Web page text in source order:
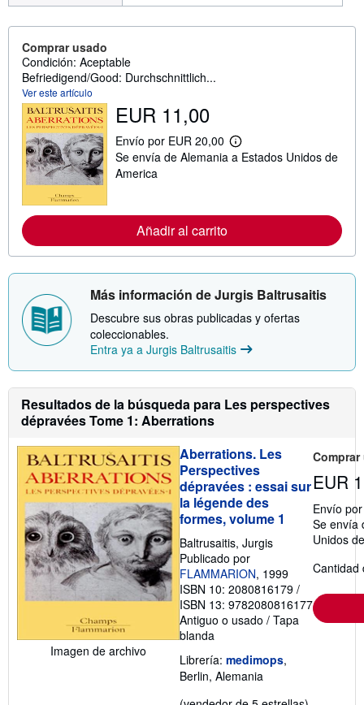
Comprar usado
Condición: Aceptable
Befriedigend/Good: Durchschnittlich...
Ver este artículo
EUR 11,00
Envío por EUR 20,00
M
á
o
m
a
ó
n
s
r
a
s
i
f
a
s
d
e
e
v
í
o
Se envía de Alemania a Estados Unidos de
America
Añadir al carrito
Más información de Jurgis Baltrusaitis
Descubre sus obras publicadas y ofertas
coleccionables.
Entra ya a Jurgis Baltrusaitis
Resultados de la búsqueda para Les perspectives
dépravées Tome 1: Aberrations
Imagen de archivo
Aberrations. Les
Perspectives
dépravées : essai sur
la légende des
formes, volume 1
Baltrusaitis, Jurgis
Publicado por
FLAMMARION, 1999
ISBN 10: 2080816179 /
ISBN 13: 9782080816177
Antiguo o usado / Tapa
blanda
Librería: medimops,
Berlin, Alemania
EUR
Envío
Se envía
Unidos
Cantidad